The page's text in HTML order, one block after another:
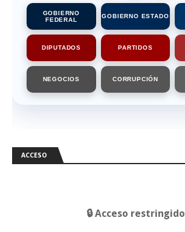
GOBIERNO
FEDERAL
GOBIERNO ESTADO
DIPUTADOS PARTIDOS
NEGOCIOS CORRUPCIÓN
ACCESO
🔒 Acceso restringido